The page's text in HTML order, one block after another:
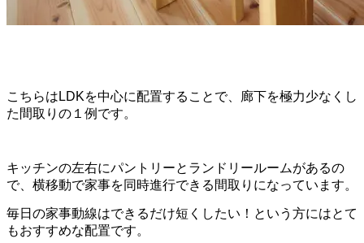
こちらはLDKを中心に配置することで、廊下を極力少なくし
た間取りの１例です。
キッチンの左右にパントリーとランドリールームがあるの
で、横移動で家事を同時進行できる間取りになっています。
毎日の家事動線はできるだけ短くしたい！という方にはとて
もおすすめな配置です。